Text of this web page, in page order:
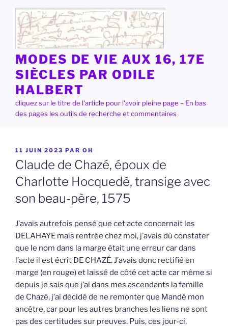
contenu
principal
MODES DE VIE AUX 16, 17E
SIÈCLES PAR ODILE
HALBERT
cliquez sur le titre de l'article pour l'avoir pleine page – En bas
des pages les outils de recherche et commentaires
PUBLIÉ
LE
11 JUIN 2023 PAR OH
Claude de Chazé, époux de
Charlotte Hocquedé, transige avec
son beau-père, 1575
J’avais autrefois pensé que cet acte concernait les
DELAHAYE mais rentrée chez moi, j’avais dû constater
que le nom dans la marge était une erreur car dans
l’acte il est écrit DE CHAZÉ. J’avais donc rectifié en
marge (en rouge) et laissé de côté cet acte car même si
depuis je sais que j’ai dans mes ascendants la famille
de Chazé, j’ai décidé de ne remonter que Mandé mon
ancêtre, car pour les autres branches les liens ne sont
pas des certitudes sur preuves. Puis, ces jour-ci,